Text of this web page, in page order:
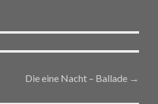
Die eine Nacht – Ballade →